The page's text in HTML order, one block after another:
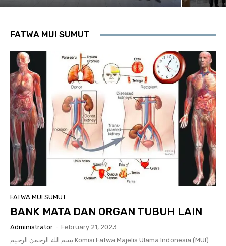
FATWA MUI SUMUT
FATWA MUI SUMUT
BANK MATA DAN ORGAN TUBUH LAIN
Administrator - February 21, 2023
بسم الله الرحمن الرحيم Komisi Fatwa Majelis Ulama Indonesia (MUI)